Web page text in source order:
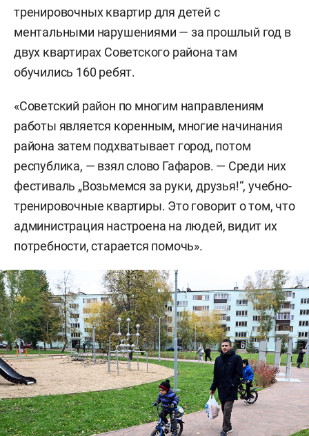
тренировочных квартир для детей с
ментальными нарушениями — за прошлый год в
двух квартирах Советского района там
обучились 160 ребят.
«Советский район по многим направлениям
работы является коренным, многие начинания
района затем подхватывает город, потом
республика, — взял слово Гафаров. — Среди них
фестиваль „Возьмемся за руки, друзья!“, учебно-
тренировочные квартиры. Это говорит о том, что
администрация настроена на людей, видит их
потребности, старается помочь».